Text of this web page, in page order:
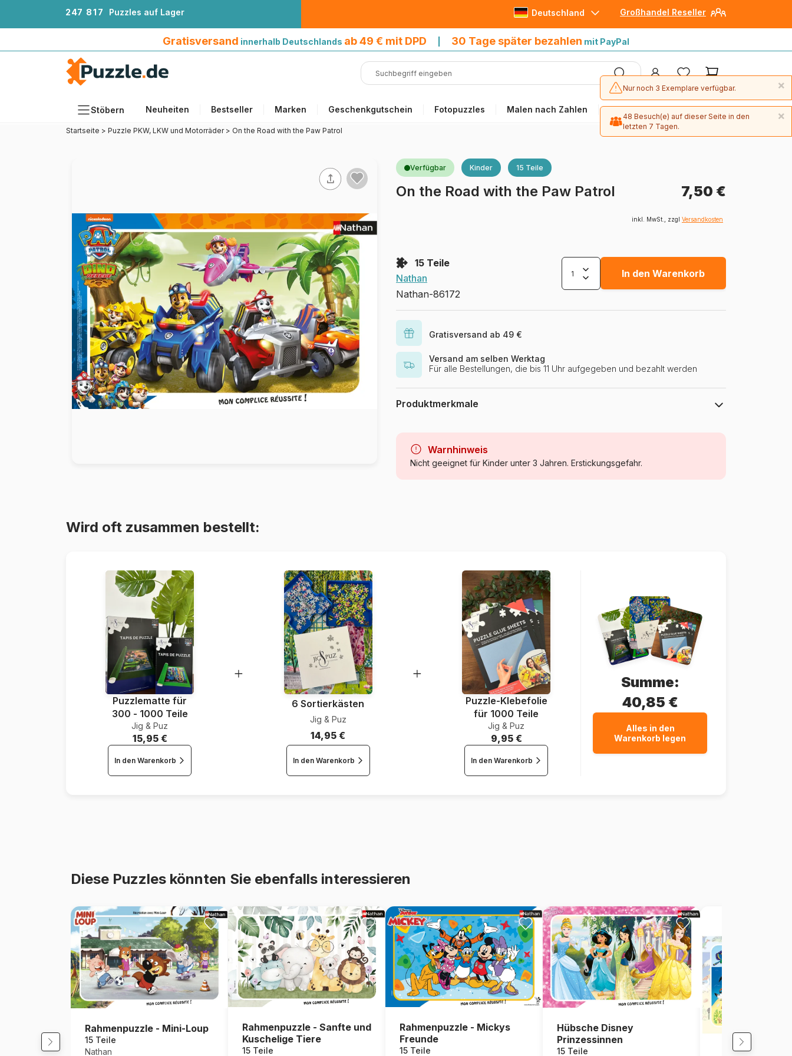
247 81 7 Puzzles auf Lager Großhandel Reseller
Deutschland
Gratisversand innerhalb Deutschlands ab 49 € mit DPD 30 Tage später bezahlen mit PayPal
Stöbern Neuheiten Bestseller Marken Geschenkgutschein Fotopuzzles Malen nach Zahlen Angebote
Künstlerinnen und Künstler
Zubehör
Holzpuzzles
Malen nach Zahlen
Startseite > Puzzle PKW, LKW und Motorräder > On the Road with the Paw Patrol
Verfügbar Kinder 15 Teile
On the Road with the Paw Patrol 7,50 €
inkl. MwSt., zzgl Versandkosten
15 Teile
Nathan
Nathan-86172
In den Warenkorb
Gratisversand ab 49 €
Versand am selben Werktag
Für alle Bestellungen, die bis 11 Uhr aufgegeben und bezahlt werden
Produktmerkmale
Kategorie
Alter ab 3 Jahre (11 bis 20 Teile)
Warnhinweis
Nicht geeignet für Kinder unter 3 Jahren. Erstickungsgefahr.
Wird oft zusammen bestellt:
Puzzlematte für
300 - 1000 Teile
Jig & Puz
15,95 €
In den Warenkorb
6 Sortierkästen
Jig & Puz
14,95 €
In den Warenkorb
Puzzle-Klebefolie
für 1000 Teile
Jig & Puz
9,95 €
In den Warenkorb
Summe:
40,85 €
Alles in den
Warenkorb legen
Diese Puzzles könnten Sie ebenfalls interessieren
Rahmenpuzzle - Mini-Loup
15 Teile
Nathan
Rahmenpuzzle - Sanfte und
Kuschelige Tiere
15 Teile
Rahmenpuzzle - Mickys
Freunde
15 Teile
Hübsche Disney
Prinzessinnen
15 Teile
×
Nur noch 3 Exemplare verfügbar.
×
48 Besuch(e) auf dieser Seite in den
letzten 7 Tagen.